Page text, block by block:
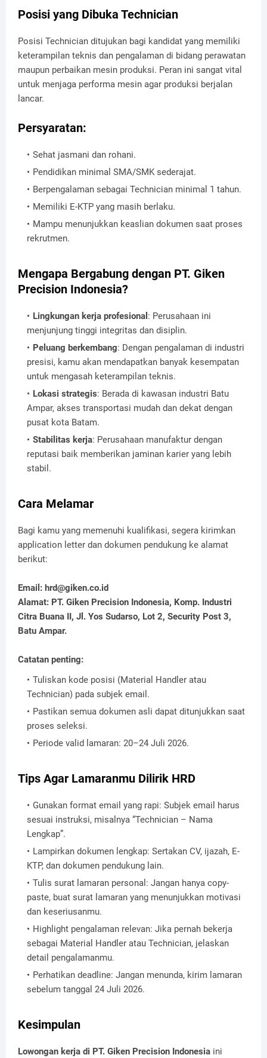
Posisi yang Dibuka Technician
Posisi Technician ditujukan bagi kandidat yang memiliki
keterampilan teknis dan pengalaman di bidang perawatan
maupun perbaikan mesin produksi. Peran ini sangat vital
untuk menjaga performa mesin agar produksi berjalan
lancar.
Persyaratan:
Sehat jasmani dan rohani.
Pendidikan minimal SMA/SMK sederajat.
Berpengalaman sebagai Technician minimal 1 tahun.
Memiliki E-KTP yang masih berlaku.
Mampu menunjukkan keaslian dokumen saat proses
rekrutmen.
Mengapa Bergabung dengan PT. Giken
Precision Indonesia?
Lingkungan kerja profesional : Perusahaan ini
menjunjung tinggi integritas dan disiplin.
Peluang berkembang: Dengan pengalaman di industri
presisi, kamu akan mendapatkan banyak kesempatan
untuk mengasah keterampilan teknis.
Lokasi strategis: Berada di kawasan industri Batu
Ampar, akses transportasi mudah dan dekat dengan
pusat kota Batam.
Stabilitas kerja: Perusahaan manufaktur dengan
reputasi baik memberikan jaminan karier yang lebih
stabil.
Cara Melamar
Bagi kamu yang memenuhi kualifikasi, segera kirimkan
application letter dan dokumen pendukung ke alamat
berikut:
Email: hrd@giken.co.id
Alamat: PT. Giken Precision Indonesia, Komp. Industri
Citra Buana II, Jl. Yos Sudarso, Lot 2, Security Post 3,
Batu Ampar.
Catatan penting:
Tuliskan kode posisi (Material Handler atau
Technician) pada subjek email.
Pastikan semua dokumen asli dapat ditunjukkan saat
proses seleksi.
Periode valid lamaran: 20–24 Juli 2026.
Tips Agar Lamaranmu Dilirik HRD
Gunakan format email yang rapi: Subjek email harus
sesuai instruksi, misalnya “Technician – Nama
Lengkap”.
Lampirkan dokumen lengkap: Sertakan CV, ijazah, E-
KTP, dan dokumen pendukung lain.
Tulis surat lamaran personal: Jangan hanya copy-
paste, buat surat lamaran yang menunjukkan motivasi
dan keseriusanmu.
Highlight pengalaman relevan: Jika pernah bekerja
sebagai Material Handler atau Technician, jelaskan
detail pengalamanmu.
Perhatikan deadline: Jangan menunda, kirim lamaran
sebelum tanggal 24 Juli 2026.
Kesimpulan
Lowongan kerja di PT. Giken Precision Indonesia ini